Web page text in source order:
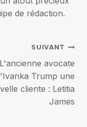
de rédaction.
SUIVANT
L'ancienne avocate
Trump une
cliente : Letitia
James